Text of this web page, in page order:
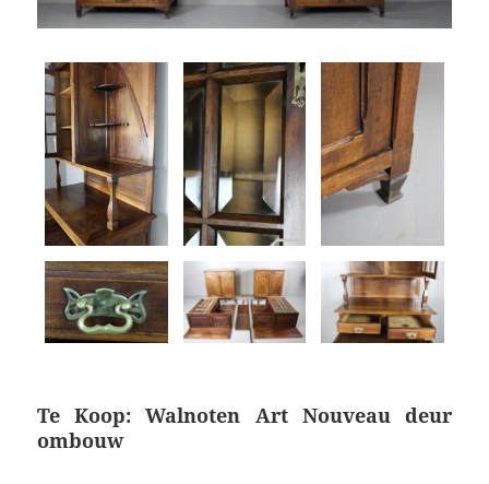
Te Koop: Walnoten Art Nouveau deur
ombouw